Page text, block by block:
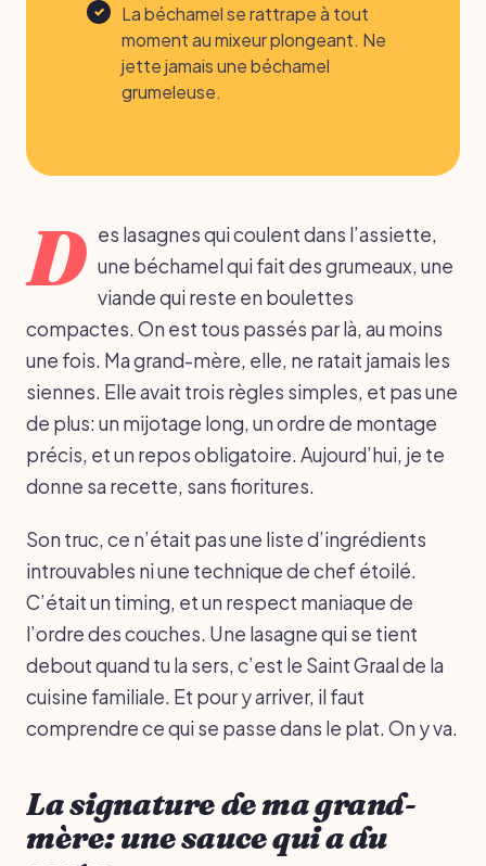
La béchamel se rattrape à tout
moment au mixeur plongeant. Ne
jette jamais une béchamel
grumeleuse.
D es lasagnes qui coulent dans l’assiette,
une béchamel qui fait des grumeaux, une
viande qui reste en boulettes
compactes. On est tous passés par là, au moins
une fois. Ma grand-mère, elle, ne ratait jamais les
siennes. Elle avait trois règles simples, et pas une
de plus: un mijotage long, un ordre de montage
précis, et un repos obligatoire. Aujourd’hui, je te
donne sa recette, sans fioritures.
Son truc, ce n’était pas une liste d’ingrédients
introuvables ni une technique de chef étoilé.
C’était un timing, et un respect maniaque de
l’ordre des couches. Une lasagne qui se tient
debout quand tu la sers, c’est le Saint Graal de la
cuisine familiale. Et pour y arriver, il faut
comprendre ce qui se passe dans le plat. On y va.
La signature de ma grand-
mère: une sauce qui a du